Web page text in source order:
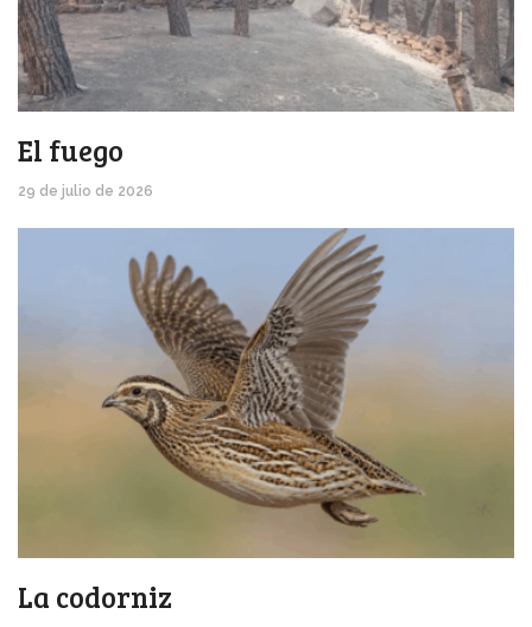
El fuego
29 de julio de 2026
La codorniz